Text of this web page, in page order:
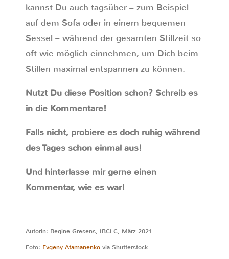
kannst Du auch tagsüber – zum Beispiel
auf dem Sofa oder in einem bequemen
Sessel – während der gesamten Stillzeit so
oft wie möglich einnehmen, um Dich beim
Stillen maximal entspannen zu können.
Nutzt Du diese Position schon? Schreib es
in die Kommentare!
Falls nicht, probiere es doch ruhig während
des Tages schon einmal aus!
Und hinterlasse mir gerne einen
Kommentar, wie es war!
Autorin: Regine Gresens, IBCLC, März 2021
Foto: Evgeny Atamanenko via Shutterstock